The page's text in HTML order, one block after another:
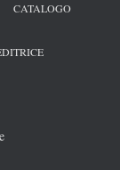
CATALOGO